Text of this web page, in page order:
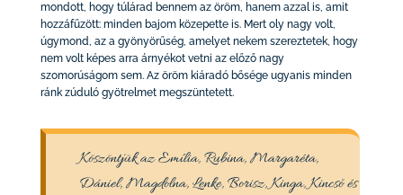
mondott, hogy túlárad bennem az öröm, hanem azzal is, amit
hozzáfűzött: minden bajom közepette is. Mert oly nagy volt,
úgymond, az a gyönyörűség, amelyet nekem szereztetek, hogy
nem volt képes arra árnyékot vetni az előző nagy
szomorúságom sem. Az öröm kiáradó bősége ugyanis minden
ránk zúduló gyötrelmet megszüntetett.
Köszöntjük az Emília, Rubina, Margaréta,
Dániel, Magdolna, Lenke, Borisz, Kinga, Kincső és